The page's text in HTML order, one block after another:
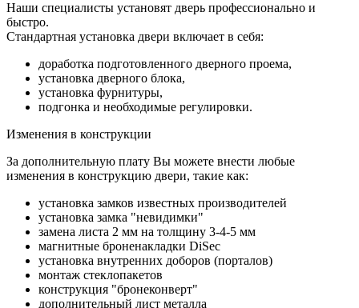
Наши специалисты установят дверь профессионально и
быстро.
Стандартная установка двери включает в себя:
доработка подготовленного дверного проема,
установка дверного блока,
установка фурнитуры,
подгонка и необходимые регулировки.
Изменения в конструкции
За дополнительную плату Вы можете внести любые
изменения в конструкцию двери, такие как:
установка замков известных производителей
установка замка "невидимки"
замена листа 2 мм на толщину 3-4-5 мм
магнитные броненакладки DiSec
установка внутренних доборов (порталов)
монтаж стеклопакетов
конструкция "бронеконверт"
дополнительный лист металла